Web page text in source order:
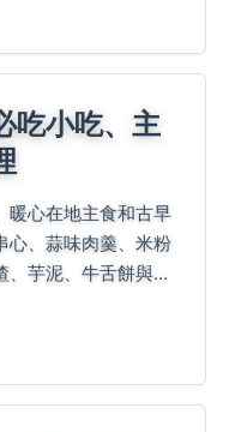
吃小吃、主
暖心在地主食和古早
心、蒜味肉羹、米粉
芋泥、牛舌餅與綠